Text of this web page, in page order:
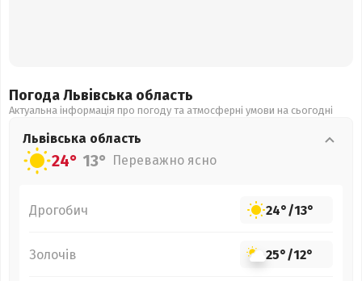
Погода Львівська область
Актуальна інформація про погоду та атмосферні умови на сьогодні
Львівська область
24° 13° Переважно ясно
Дрогобич 24°/13°
Золочів 25°/12°